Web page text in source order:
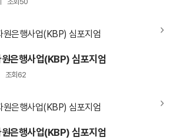
은행사업(KBP) 심포지엄
조회62
은행사업(KBP) 심포지엄